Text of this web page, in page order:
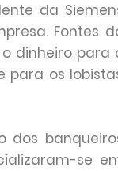
da
Fontes
dinheiro para
para os
dos
se